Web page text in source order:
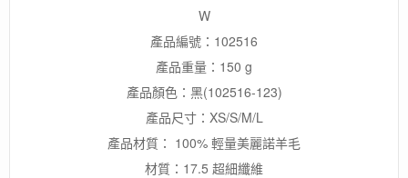
W
產品編號：102516
產品重量：150 g
產品顏色：黑(102516-123)
產品尺寸：XS/S/M/L
產品材質： 100% 輕量美麗諾羊毛
材質：17.5 超細纖維